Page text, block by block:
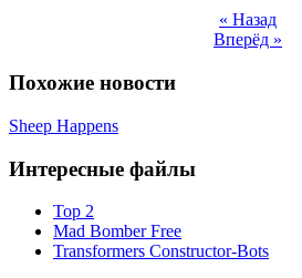
« Назад
Вперёд »
Похожие новости
Sheep Happens
Интересные файлы
Тор 2
Mad Bomber Free
Transformers Constructor-Bots